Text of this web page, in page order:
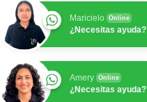
Maricielo Online
¿Necesitas ayuda?
Amery Online
¿Necesitas ayuda?